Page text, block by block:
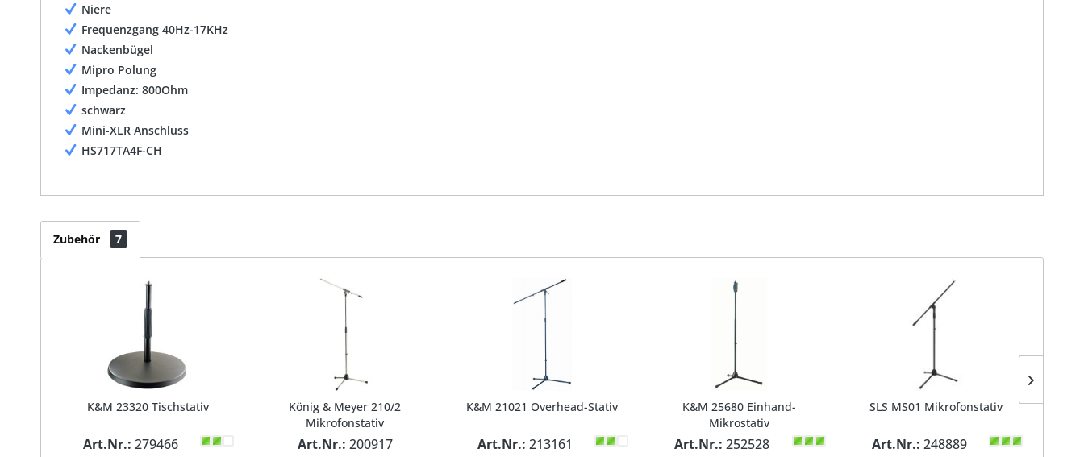
Niere
Frequenzgang 40Hz-17KHz
Nackenbügel
Mipro Polung
Impedanz: 800Ohm
schwarz
Mini-XLR Anschluss
HS717TA4F-CH
Zubehör 7
K&M 23320 Tischstativ
Art.Nr.: 279466
König & Meyer 210/2
Mikrofonstativ
Art.Nr.: 200917
K&M 21021 Overhead-Stativ
Art.Nr.: 213161
K&M 25680 Einhand-
Mikrostativ
Art.Nr.: 252528
SLS MS01 Mikrofonstativ
Art.Nr.: 248889